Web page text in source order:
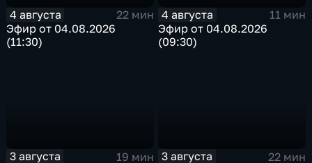
4 августа
22 мин
Эфир от 04.08.2026
(11:30)
4 августа
11 мин
Эфир от 04.08.2026
(09:30)
3 августа
19 мин
3 августа
22 мин